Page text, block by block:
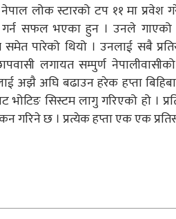
लोक स्टारको टप ११ मा प्रवेश
गर्न सफल भएका हुन । उनले गाएको
पारेको थियो । उनलाई सबै
लगायत सम्पुर्ण
अघि बढाउन हरेक हप्ता
सिस्टम लागु गरिएको हो ।
छ । प्रत्येक हप्ता एक एक